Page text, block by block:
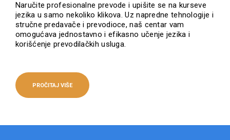
Naručite profesionalne prevode i upišite se na kurseve
jezika u samo nekoliko klikova. Uz napredne tehnologije i
stručne predavače i prevodioce, naš centar vam
omogućava jednostavno i efikasno učenje jezika i
korišćenje prevodilačkih usluga.
PROČITAJ VIŠE